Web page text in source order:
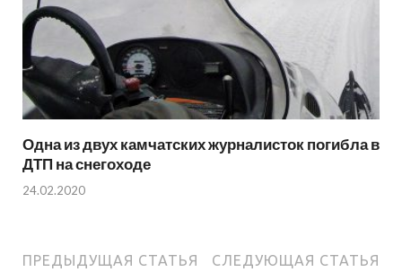
Одна из двух камчатских журналисток погибла в
ДТП на снегоходе
24.02.2020
ПРЕДЫДУЩАЯ СТАТЬЯ СЛЕДУЮЩАЯ СТАТЬЯ